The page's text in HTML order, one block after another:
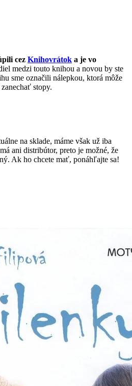
cez Knihovrátok a je vo
medzi touto knihou a novou by ste
sme označili nálepkou, ktorá môže
stopy.
na sklade, máme však už iba
ani distribútor, preto je možné, že
Ak ho chcete mať, ponáhľajte sa!